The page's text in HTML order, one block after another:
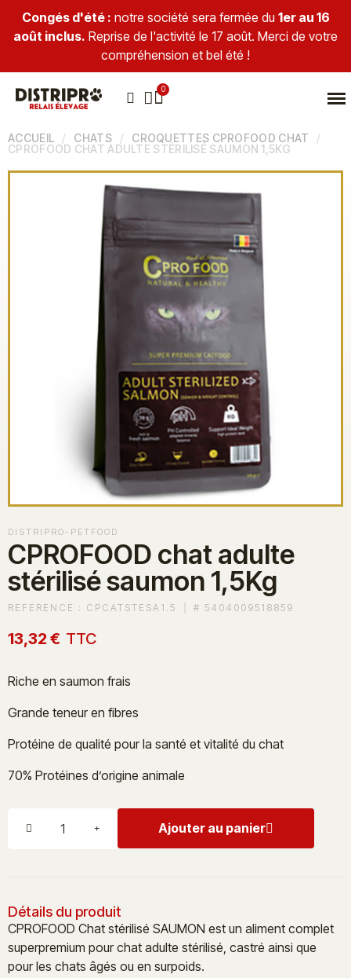
Congés d'été : notre société sera fermée du 1er au 16
août inclus. Reprise de l'activité le 17 août. Merci de votre
compréhension et bel été !
ACCUEIL CHATS
CROQUETTES CPROFOOD CHAT
CPROFOOD CHAT ADULTE STÉRILISÉ SAUMON 1,5KG
DISTRIPRO-PETFOOD
CPROFOOD chat adulte
stérilisé saumon 1,5Kg
REFERENCE : CPCATSTESA1.5 # 5404009518859
13,32 € TTC
Riche en saumon frais
Grande teneur en fibres
Protéine de qualité pour la santé et vitalité du chat
70% Protéines d’origine animale
Ajouter au panier
Détails du produit
CPROFOOD Chat stérilisé SAUMON est un aliment complet
superpremium pour chat adulte stérilisé, castré ainsi que
pour les chats âgés ou en surpoids.